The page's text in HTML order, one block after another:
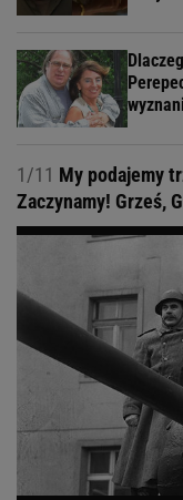
1/11 My podajemy
Zaczynamy! Grześ,